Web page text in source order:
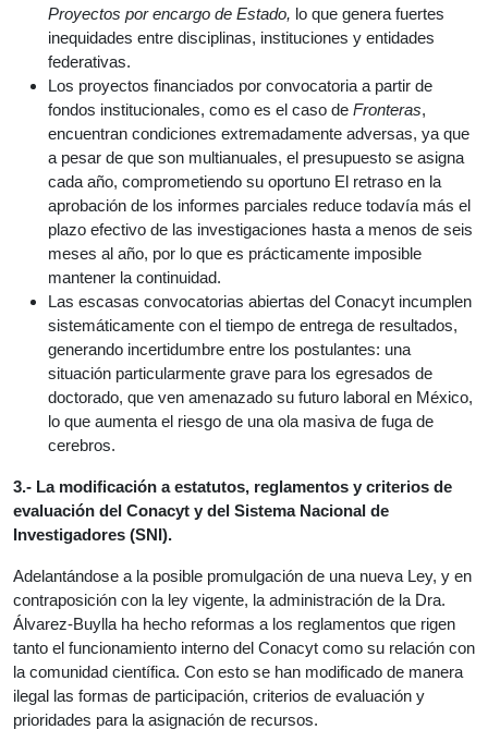
Proyectos por encargo de Estado, lo que genera fuertes
inequidades entre disciplinas, instituciones y entidades
federativas.
Los proyectos financiados por convocatoria a partir de
fondos institucionales, como es el caso de Fronteras,
encuentran condiciones extremadamente adversas, ya que
a pesar de que son multianuales, el presupuesto se asigna
cada año, comprometiendo su oportuno El retraso en la
aprobación de los informes parciales reduce todavía más el
plazo efectivo de las investigaciones hasta a menos de seis
meses al año, por lo que es prácticamente imposible
mantener la continuidad.
Las escasas convocatorias abiertas del Conacyt incumplen
sistemáticamente con el tiempo de entrega de resultados,
generando incertidumbre entre los postulantes: una
situación particularmente grave para los egresados de
doctorado, que ven amenazado su futuro laboral en México,
lo que aumenta el riesgo de una ola masiva de fuga de
cerebros.
3.- La modificación a estatutos, reglamentos y criterios de
evaluación del Conacyt y del Sistema Nacional de
Investigadores (SNI).
Adelantándose a la posible promulgación de una nueva Ley, y en
contraposición con la ley vigente, la administración de la Dra.
Álvarez-Buylla ha hecho reformas a los reglamentos que rigen
tanto el funcionamiento interno del Conacyt como su relación con
la comunidad científica. Con esto se han modificado de manera
ilegal las formas de participación, criterios de evaluación y
prioridades para la asignación de recursos.